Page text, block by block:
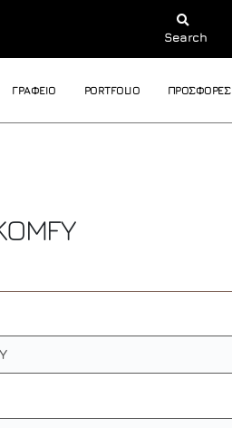
Search
ΓΡΑΦΕΙΟ PORTFOLIO ΠΡΟΣΦΟΡΕΣ